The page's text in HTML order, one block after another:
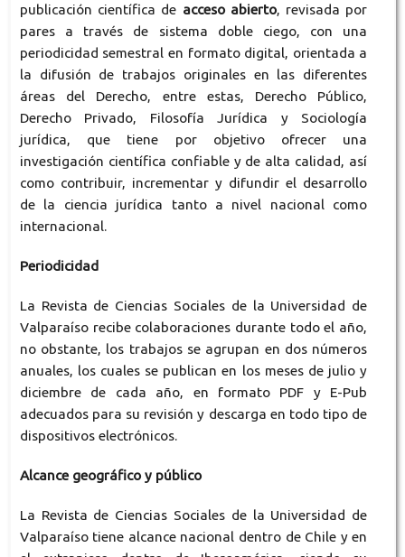
publicación científica de acceso abierto, revisada por
pares a través de sistema doble ciego, con una
periodicidad semestral en formato digital, orientada a
la difusión de trabajos originales en las diferentes
áreas del Derecho, entre estas, Derecho Público,
Derecho Privado, Filosofía Jurídica y Sociología
jurídica, que tiene por objetivo ofrecer una
investigación científica confiable y de alta calidad, así
como contribuir, incrementar y difundir el desarrollo
de la ciencia jurídica tanto a nivel nacional como
internacional.
Periodicidad
La Revista de Ciencias Sociales de la Universidad de
Valparaíso recibe colaboraciones durante todo el año,
no obstante, los trabajos se agrupan en dos números
anuales, los cuales se publican en los meses de julio y
diciembre de cada año, en formato PDF y E-Pub
adecuados para su revisión y descarga en todo tipo de
dispositivos electrónicos.
Alcance geográfico y público
La Revista de Ciencias Sociales de la Universidad de
Valparaíso tiene alcance nacional dentro de Chile y en